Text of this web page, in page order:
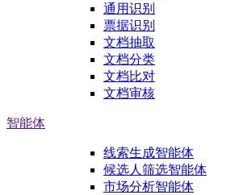
通用识别
票据识别
文档抽取
文档分类
文档比对
文档审核
智能体
线索生成智能体
候选人筛选智能体
市场分析智能体